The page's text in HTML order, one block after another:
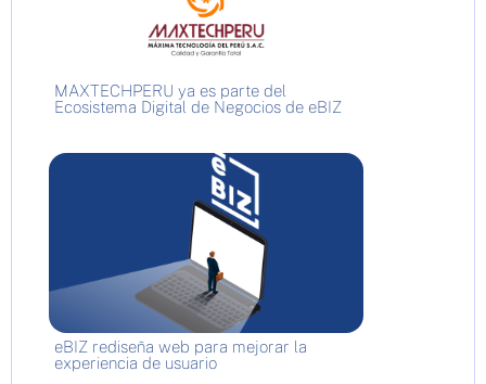
MAXTECHPERU ya es parte del
Ecosistema Digital de Negocios de eBIZ
eBIZ rediseña web para mejorar la
experiencia de usuario